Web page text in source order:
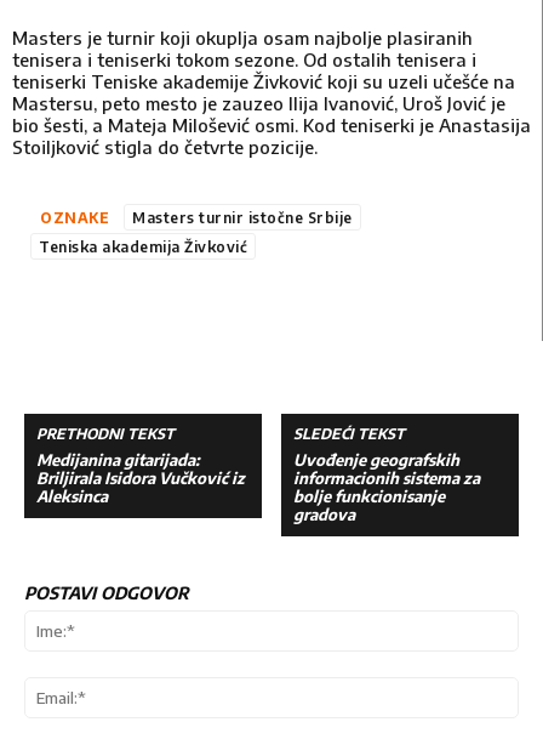
Masters je turnir koji okuplja osam najbolje plasiranih
tenisera i teniserki tokom sezone. Od ostalih tenisera i
teniserki Teniske akademije Živković koji su uzeli učešće na
Mastersu, peto mesto je zauzeo Ilija Ivanović, Uroš Jović je
bio šesti, a Mateja Milošević osmi. Kod teniserki je Anastasija
Stoiljković stigla do četvrte pozicije.
OZNAKE
Masters turnir istočne Srbije
Teniska akademija Živković
PRETHODNI TEKST
Medijanina gitarijada:
Briljirala Isidora Vučković iz
Aleksinca
SLEDEĆI TEKST
Uvođenje geografskih
informacionih sistema za
bolje funkcionisanje
gradova
POSTAVI ODGOVOR